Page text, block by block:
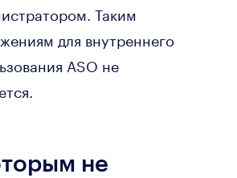
Таким
для внутреннего
ASO не
не